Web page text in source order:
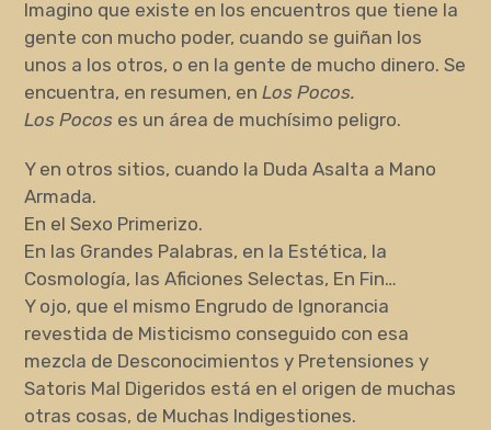
Imagino que existe en los encuentros que tiene la
gente con mucho poder, cuando se guiñan los
unos a los otros, o en la gente de mucho dinero. Se
encuentra, en resumen, enLos Pocos.
Los Pocos es un área de muchísimo peligro.
Y en otros sitios, cuando la Duda Asalta a Mano
Armada.
En el Sexo Primerizo.
En las Grandes Palabras, en la Estética, la
Cosmología, las Aficiones Selectas, En Fin…
Y ojo, que el mismo Engrudo de Ignorancia
revestida de Misticismo conseguido con esa
mezcla de Desconocimientos y Pretensiones y
Satoris Mal Digeridos está en el origen de muchas
otras cosas, de Muchas Indigestiones.